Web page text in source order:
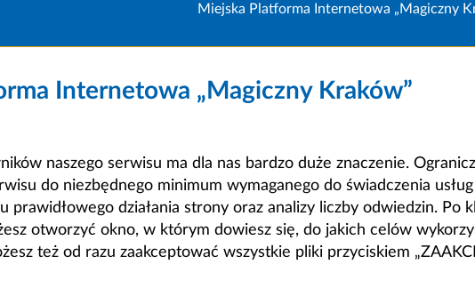
Miejska Platforma Internetowa „Magiczny
Internetowa „Magiczny Kraków”
naszego serwisu ma dla nas bardzo duże znaczenie.
do niezbędnego minimum wymaganego do świadczenia
prawidłowego działania strony oraz analizy liczby odwiedzin. Po
otworzyć okno, w którym dowiesz się, do jakich celów
też od razu zaakceptować wszystkie pliki przyciskiem